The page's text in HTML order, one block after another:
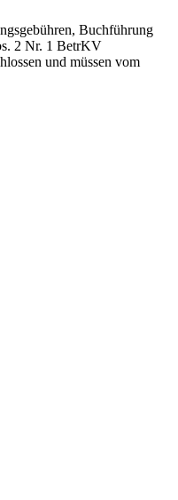
Buchführung
2 Nr. 1 BetrKV
und müssen vom